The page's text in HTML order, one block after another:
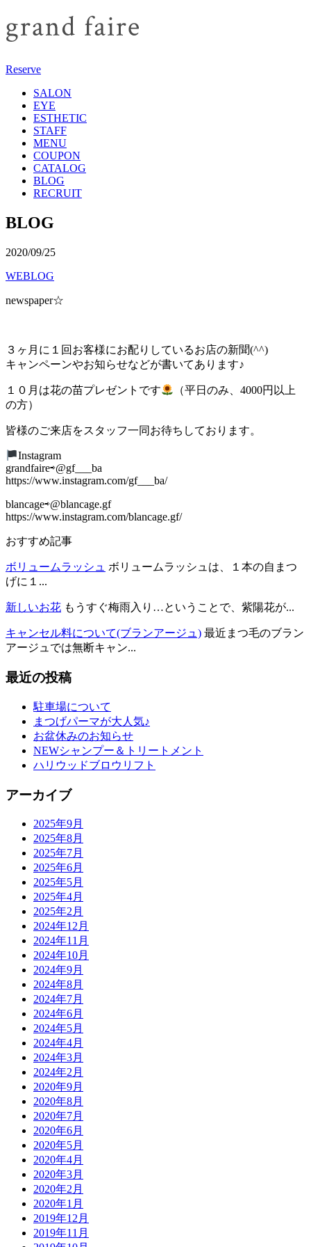
Reserve
SALON
EYE
ESTHETIC
STAFF
MENU
COUPON
CATALOG
BLOG
RECRUIT
BLOG
2020/09/25
WEBLOG
newspaper☆
３ヶ月に１回お客様にお配りしているお店の新聞(^^)
キャンペーンやお知らせなどが書いてあります♪
１０月は花の苗プレゼントです
（平日のみ、4000円以上
の方）
皆様のご来店をスタッフ一同お待ちしております。
Instagram
grandfaire⇨@gf___ba
https://www.instagram.com/gf___ba/
blancage⇨@blancage.gf
https://www.instagram.com/blancage.gf/
おすすめ記事
ボリュームラッシュ ボリュームラッシュは、１本の自まつ
げに１...
新しいお花 もうすぐ梅雨入り…ということで、紫陽花が...
キャンセル料について(ブランアージュ) 最近まつ毛のブラン
アージュでは無断キャン...
最近の投稿
駐車場について
まつげパーマが大人気♪
お盆休みのお知らせ
NEWシャンプー＆トリートメント
ハリウッドブロウリフト
アーカイブ
2025年9月
2025年8月
2025年7月
2025年6月
2025年5月
2025年4月
2025年2月
2024年12月
2024年11月
2024年10月
2024年9月
2024年8月
2024年7月
2024年6月
2024年5月
2024年4月
2024年3月
2024年2月
2020年9月
2020年8月
2020年7月
2020年6月
2020年5月
2020年4月
2020年3月
2020年2月
2020年1月
2019年12月
2019年11月